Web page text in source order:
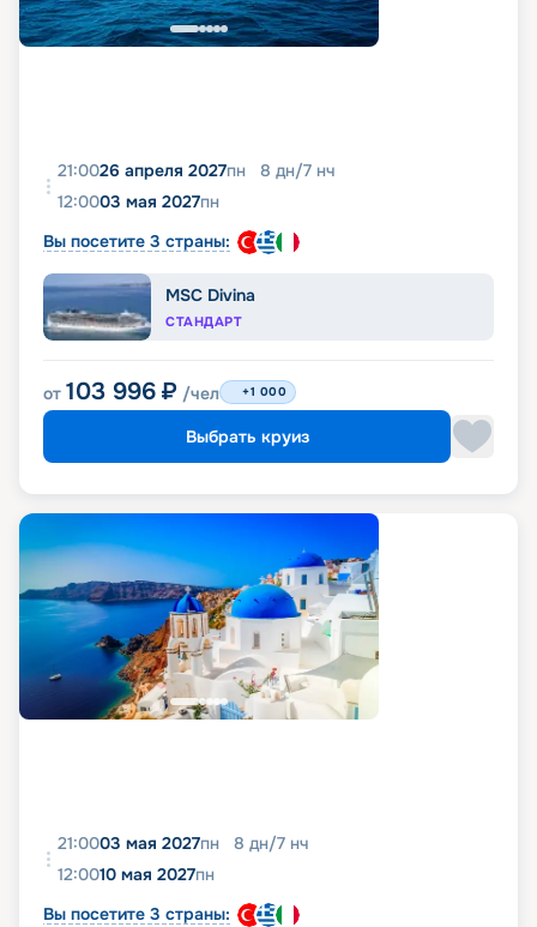
21:0026 апреля 2027пн 8 дн/7 нч
12:0003 мая 2027пн
Вы посетите 3 страны:
MSC Divina
СТАНДАРТ
от 103 996 ₽ /чел +1 000
Выбрать круиз
21:0003 мая 2027пн 8 дн/7 нч
12:0010 мая 2027пн
Вы посетите 3 страны: